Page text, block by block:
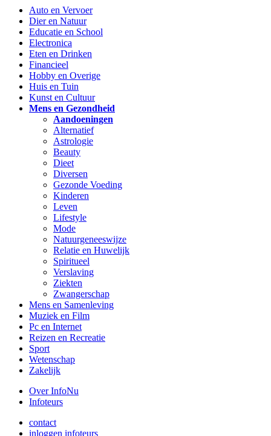
Auto en Vervoer
Dier en Natuur
Educatie en School
Electronica
Eten en Drinken
Financieel
Hobby en Overige
Huis en Tuin
Kunst en Cultuur
Mens en Gezondheid
Aandoeningen
Alternatief
Astrologie
Beauty
Dieet
Diversen
Gezonde Voeding
Kinderen
Leven
Lifestyle
Mode
Natuurgeneeswijze
Relatie en Huwelijk
Spiritueel
Verslaving
Ziekten
Zwangerschap
Mens en Samenleving
Muziek en Film
Pc en Internet
Reizen en Recreatie
Sport
Wetenschap
Zakelijk
Over InfoNu
Infoteurs
contact
inloggen infoteurs